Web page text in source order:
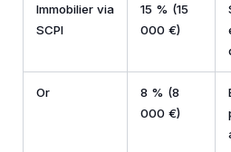
Immobilier via
SCPI
15 % (15
000 €)
Or
8 % (8
000 €)